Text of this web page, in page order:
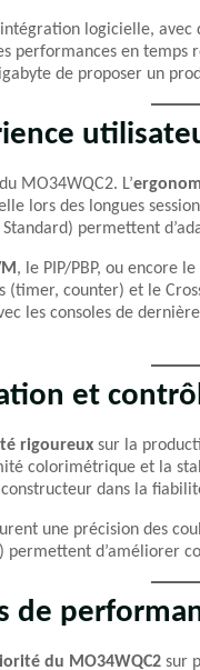
logicielle,
performances en temps
de proposer un
MO34WQC2. L’
lors des longues
permettent
, le PIP/PBP, ou encore
(timer, counter) et le
les consoles de
et
rigoureux sur la
colorimétrique et la
dans la
une précision des
permettent d’améliorer
de
du MO34WQC2 sur